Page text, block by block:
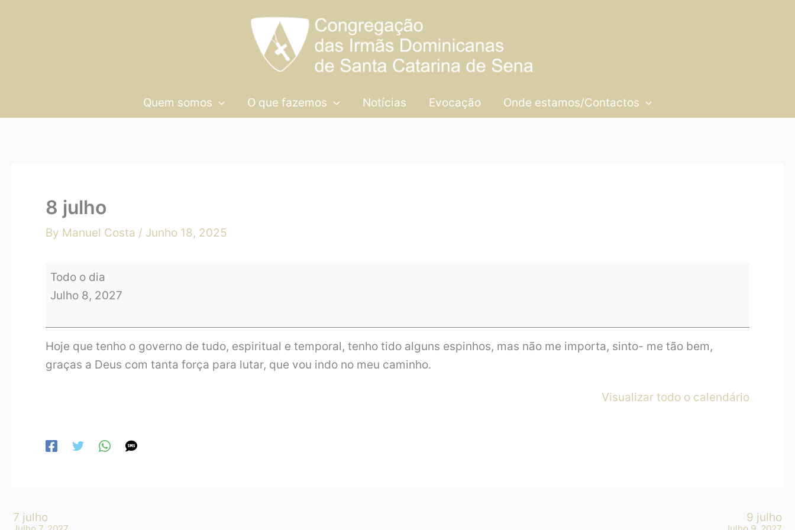
Quem somos O que fazemos Notícias Evocação Onde estamos/Contactos
8 julho
By Manuel Costa / Junho 18, 2025
Todo o dia
Julho 8, 2027
Hoje que tenho o governo de tudo, espiritual e temporal, tenho tido alguns espinhos, mas não me importa, sinto- me tão bem,
graças a Deus com tanta força para lutar, que vou indo no meu caminho.
Visualizar todo o calendário
7 julho 9 julho